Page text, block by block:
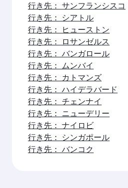
行き先： サンフランシスコ
行き先： シアトル
行き先： ヒューストン
行き先： ロサンゼルス
行き先： バンガロール
行き先： ムンバイ
行き先： カトマンズ
行き先： ハイデラバード
行き先： チェンナイ
行き先： ニューデリー
行き先： ナイロビ
行き先： シンガポール
行き先： バンコク